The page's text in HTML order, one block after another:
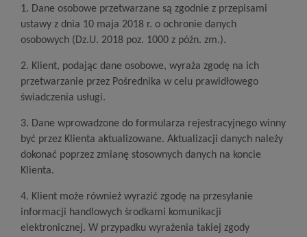
1. Dane osobowe przetwarzane są zgodnie z przepisami
ustawy z dnia 10 maja 2018 r. o ochronie danych
osobowych (Dz.U. 2018 poz. 1000 z późn. zm.).
2. Klient, podając dane osobowe, wyraża zgodę na ich
przetwarzanie przez Pośrednika w celu prawidłowego
świadczenia usługi.
3. Dane wprowadzone do formularza rejestracyjnego winny
być przez Klienta aktualizowane. Aktualizacji danych należy
dokonać poprzez zmianę stosownych danych na koncie
Klienta.
4. Klient może również wyrazić zgodę na przesyłanie
informacji handlowych środkami komunikacji
elektronicznej. W przypadku wyrażenia takiej zgody